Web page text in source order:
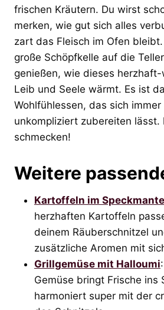
frischen Kräutern. Du wirst
merken, wie gut sich alles
zart das Fleisch im Ofen
große Schöpfkelle auf die
genießen, wie dieses
Leib und Seele wärmt. Es ist
Wohlfühlessen, das sich
unkompliziert zubereiten lässt.
schmecken!
Weitere
Kartoffeln im
herzhaften Kartoffeln
deinem Räuberschnitzel
zusätzliche Aromen mit
Grillgemüse mit Halloumi
Gemüse bringt Frische ins
harmoniert super mit der